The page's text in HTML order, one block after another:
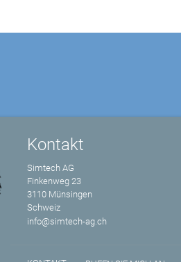
Kontakt
Simtech AG
Finkenweg 23
3110 Münsingen
Schweiz
info@simtech-ag.ch